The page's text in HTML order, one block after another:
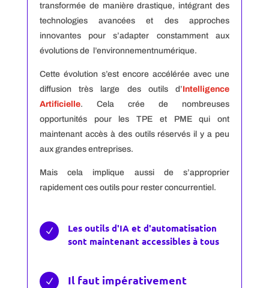
transformée de manière drastique, intégrant des
technologies avancées et des approches
innovantes pour s’adapter constamment aux
évolutions de l’environnementnumérique.
Cette évolution s’est encore accélérée avec une
diffusion très large des outils d’Intelligence
Artificielle. Cela crée de nombreuses
opportunités pour les TPE et PME qui ont
maintenant accès à des outils réservés il y a peu
aux grandes entreprises.
Mais cela implique aussi de s’approprier
rapidement ces outils pour rester concurrentiel.
N
Les outils d'IA et d'automatisation
sont maintenant accessibles à tous
N
Il faut impérativement